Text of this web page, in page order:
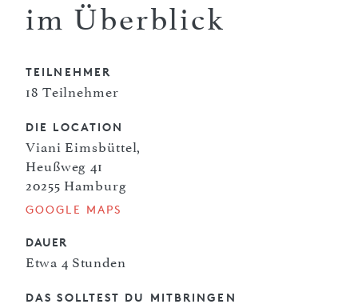
im Überblick
TEILNEHMER
18 Teilnehmer
DIE LOCATION
Viani Eimsbüttel,
Heußweg 41
20255 Hamburg
GOOGLE MAPS
DAUER
Etwa 4 Stunden
DAS SOLLTEST DU MITBRINGEN